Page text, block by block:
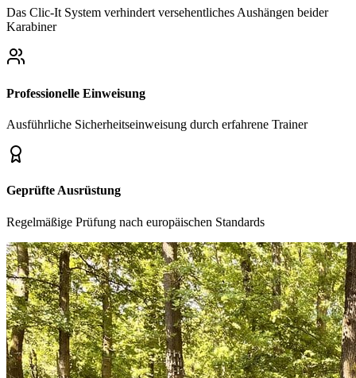
Das Clic-It System verhindert versehentliches Aushängen beider
Karabiner
Professionelle Einweisung
Ausführliche Sicherheitseinweisung durch erfahrene Trainer
Geprüfte Ausrüstung
Regelmäßige Prüfung nach europäischen Standards